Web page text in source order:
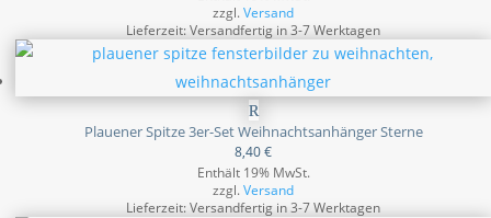
zzgl.Versand
Lieferzeit: Versandfertig in 3-7 Werktagen
Plauener Spitze 3er-Set Weihnachtsanhänger Sterne
8,40€
Enthält 19% MwSt.
zzgl.Versand
Lieferzeit: Versandfertig in 3-7 Werktagen